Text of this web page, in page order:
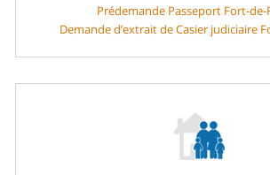
Prédemande Passeport Fort-de-
Demande d’extrait de Casier judiciaire